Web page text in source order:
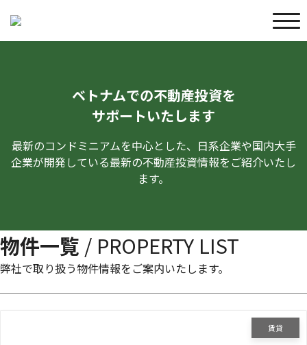
ベトナムでの不動産投資を
サポートいたします
最新のコンドミニアムを中心とした、日系企業や国内大手
企業が開発している最新の不動産投資情報をご紹介いたし
ます。
物件一覧 / PROPERTY LIST
弊社で取り扱う物件情報をご案内いたします。
賃貸